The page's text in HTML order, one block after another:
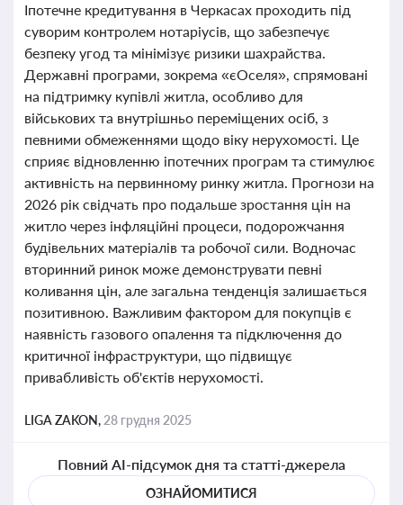
Іпотечне кредитування в Черкасах проходить під
суворим контролем нотаріусів, що забезпечує
безпеку угод та мінімізує ризики шахрайства.
Державні програми, зокрема «єОселя», спрямовані
на підтримку купівлі житла, особливо для
військових та внутрішньо переміщених осіб, з
певними обмеженнями щодо віку нерухомості. Це
сприяє відновленню іпотечних програм та стимулює
активність на первинному ринку житла. Прогнози на
2026 рік свідчать про подальше зростання цін на
житло через інфляційні процеси, подорожчання
будівельних матеріалів та робочої сили. Водночас
вторинний ринок може демонструвати певні
коливання цін, але загальна тенденція залишається
позитивною. Важливим фактором для покупців є
наявність газового опалення та підключення до
критичної інфраструктури, що підвищує
привабливість об'єктів нерухомості.
LIGA ZAKON, 28 грудня 2025
Повний AI-підсумок дня та статті-джерела
ОЗНАЙОМИТИСЯ